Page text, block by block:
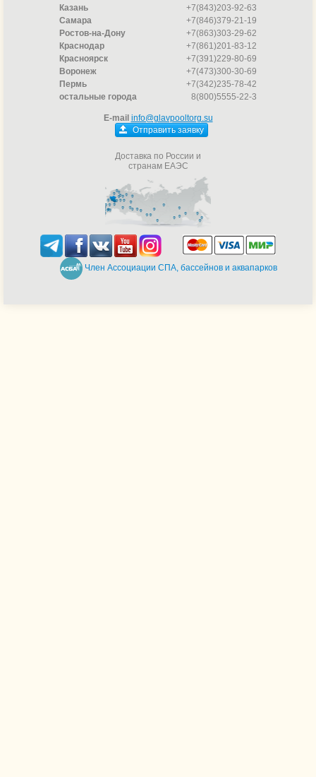
Казань
+7(843)203-92-63
Самара
+7(846)379-21-19
Ростов-на-Дону
+7(863)303-29-62
Краснодар
+7(861)201-83-12
Красноярск
+7(391)229-80-69
Воронеж
+7(473)300-30-69
Пермь
+7(342)235-78-42
остальные города
8(800)5555-22-3
E-mail info@glavpooltorg.su
Отправить заявку
Доставка по России и
странам ЕАЭС
Член Ассоциации СПА, бассейнов и аквапарков